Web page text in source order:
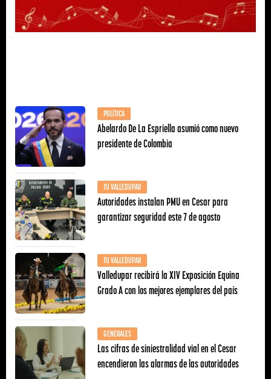
POLÍTICA
Abelardo De La Espriella asumió como nuevo
presidente de Colombia
TU VALLEDUPAR
Autoridades instalan PMU en Cesar para
garantizar seguridad este 7 de agosto
TU VALLEDUPAR
Valledupar recibirá la XIV Exposición Equina
Grado A con los mejores ejemplares del país
GENERALES
Las cifras de siniestralidad vial en el Cesar
encendieron las alarmas de las autoridades